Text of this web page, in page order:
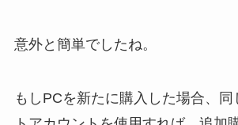
意外と簡単でしたね。
もしPCを新たに購入した場合、同